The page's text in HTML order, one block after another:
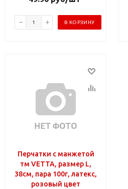
В КОРЗИНУ
Перчатки с манжетой
тм VETTA, размер L,
38см, пара 100г, латекс,
розовый цвет